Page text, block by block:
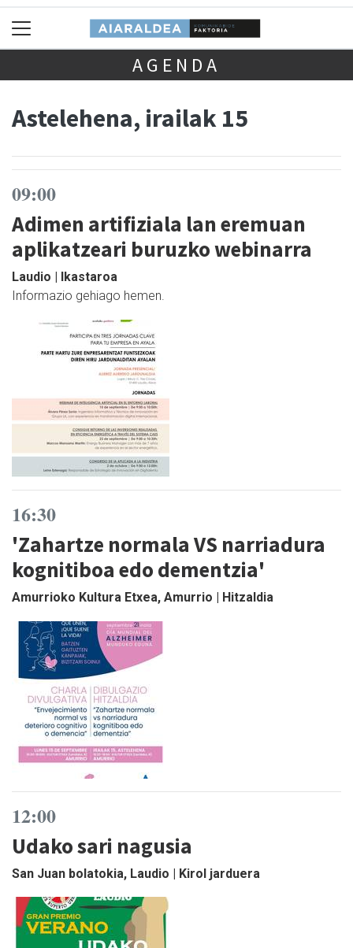
AGENDA
Astelehena, irailak 15
09:00
Adimen artifiziala lan eremuan
aplikatzeari buruzko webinarra
Laudio | Ikastaroa
Informazio gehiago hemen.
16:30
'Zahartze normala VS narriadura
kognitiboa edo dementzia'
Amurrioko Kultura Etxea, Amurrio | Hitzaldia
12:00
Udako sari nagusia
San Juan bolatokia, Laudio | Kirol jarduera